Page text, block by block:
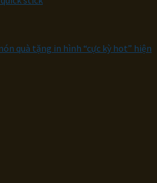
quà tặng in hình “cực kỳ hot” hiện